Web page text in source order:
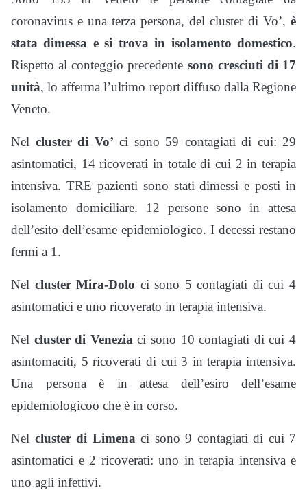
coronavirus e una terza persona, del cluster di Vo’, è
stata dimessa e si trova in isolamento domestico.
Rispetto al conteggio precedente sono cresciuti di 17
unità, lo afferma l’ultimo report diffuso dalla Regione
Veneto.
Nel cluster di Vo’ ci sono 59 contagiati di cui: 29
asintomatici, 14 ricoverati in totale di cui 2 in terapia
intensiva. TRE pazienti sono stati dimessi e posti in
isolamento domiciliare. 12 persone sono in attesa
dell’esito dell’esame epidemiologico. I decessi restano
fermi a 1.
Nel cluster Mira-Dolo ci sono 5 contagiati di cui 4
asintomatici e uno ricoverato in terapia intensiva.
Nel cluster di Venezia ci sono 10 contagiati di cui 4
asintomaciti, 5 ricoverati di cui 3 in terapia intensiva.
Una persona è in attesa dell’esiro dell’esame
epidemiologicoo che è in corso.
Nel cluster di Limena ci sono 9 contagiati di cui 7
asintomatici e 2 ricoverati: uno in terapia intensiva e
uno agli infettivi.